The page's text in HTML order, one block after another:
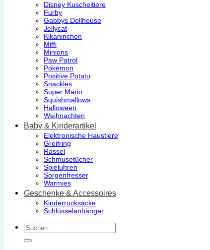
Disney Kuscheltiere
Furby
Gabbys Dollhouse
Jellycat
Kikaninchen
Miffi
Minions
Paw Patrol
Pokémon
Positive Potato
Snackles
Super Mario
Squishmallows
Halloween
Weihnachten
Baby & Kinderartikel
Elektronische Haustiere
Greifring
Rassel
Schmusetücher
Spieluhren
Sorgenfresser
Warmies
Geschenke & Accessoires
Kinderrucksäcke
Schlüsselanhänger
Suchen